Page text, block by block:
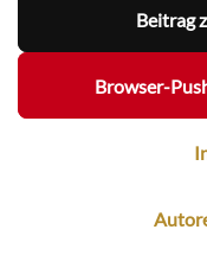
Beitrag
Browser-